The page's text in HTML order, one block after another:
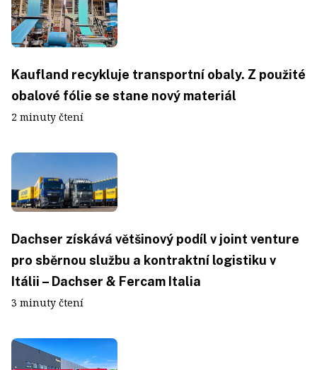
Kaufland recykluje transportní obaly. Z použité
obalové fólie se stane nový materiál
2 minuty čtení
Dachser získává většinový podíl v joint venture
pro sběrnou službu a kontraktní logistiku v
Itálii – Dachser & Fercam Italia
3 minuty čtení